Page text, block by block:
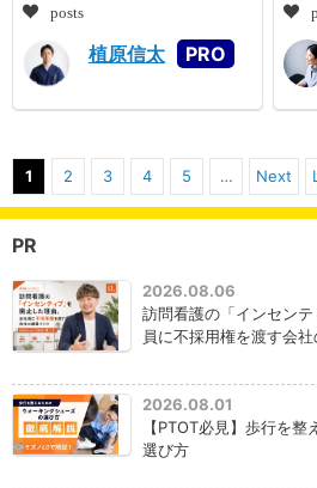
posts
植原信太
1 2 3 4 5 … Next
PR
2026.08.06
訪問看護の「インセン
員に不採用権を渡す会社
2026.08.01
【PTOT必見】歩行を
選び方